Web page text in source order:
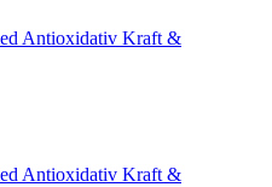
Antioxidativ Kraft &
Antioxidativ Kraft &